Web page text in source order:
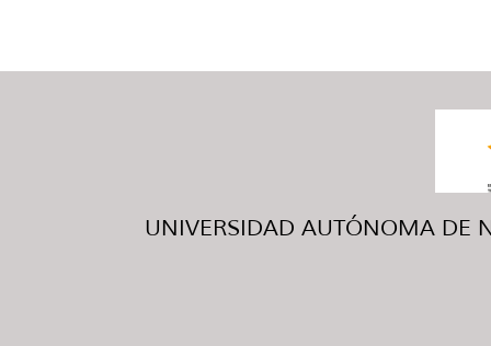
UNIVERSIDAD AUTÓNOMA DE